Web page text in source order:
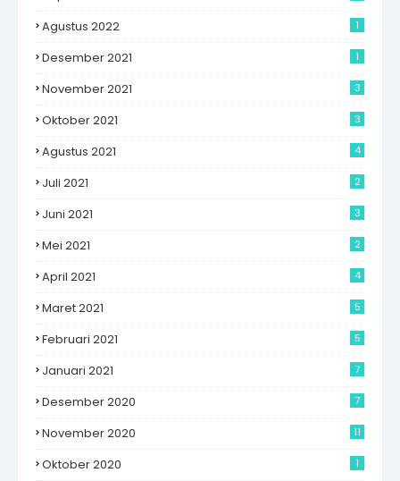
Agustus 2022 1
Desember 2021 1
November 2021 3
Oktober 2021 3
Agustus 2021 4
Juli 2021 2
Juni 2021 3
Mei 2021 2
April 2021 4
Maret 2021 5
Februari 2021 5
Januari 2021 7
Desember 2020 7
November 2020 11
Oktober 2020 1